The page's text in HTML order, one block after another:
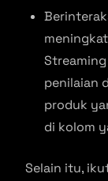
penilaian
produk
di kolom
Selain itu,